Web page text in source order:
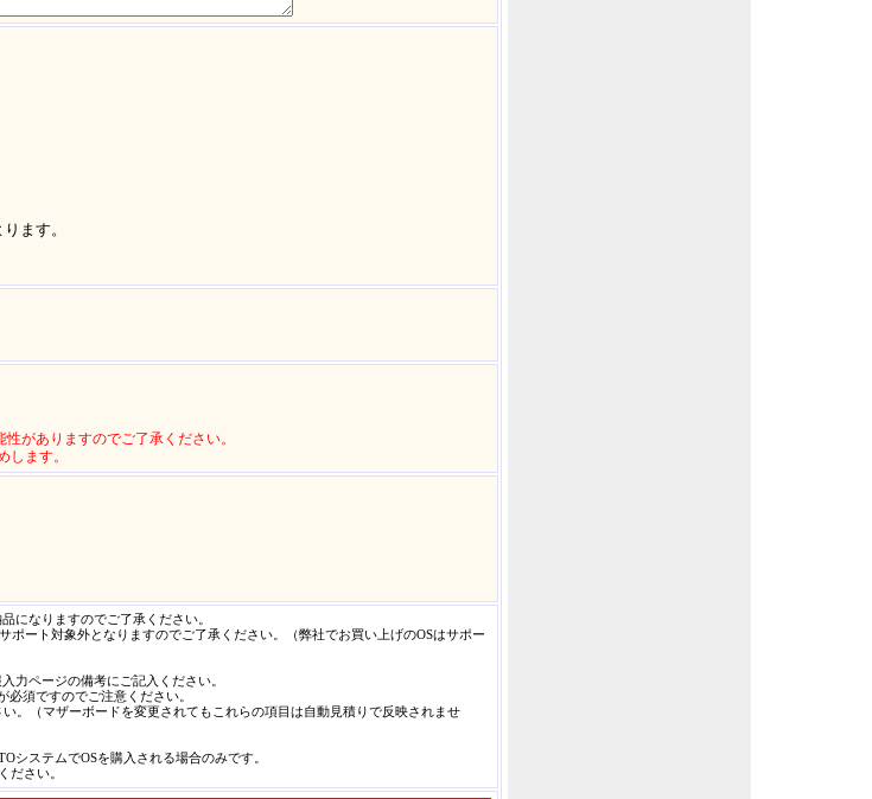
ます。
がありますのでご了承ください。
ます。
になりますのでご了承ください。
ポート対象外となりますのでご了承ください。（弊社でお買い上げのOSはサポー
力ページの備考にご記入ください。
必須ですのでご注意ください。
。（マザーボードを変更されてもこれらの項目は自動見積りで反映されませ
システムでOSを購入される場合のみです。
ださい。